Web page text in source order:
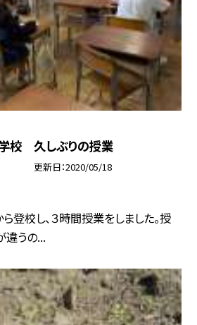
校 久しぶりの授業
更新日 2020/05/18
登校し、３時間授業をしました。授
違うの...